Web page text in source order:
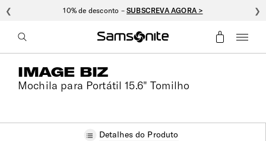
10% de desconto –SUBSCREVA AGORA >
❮ ❯
IMAGE BIZ
Mochila para Portátil 15.6" Tomilho
Detalhes do Produto